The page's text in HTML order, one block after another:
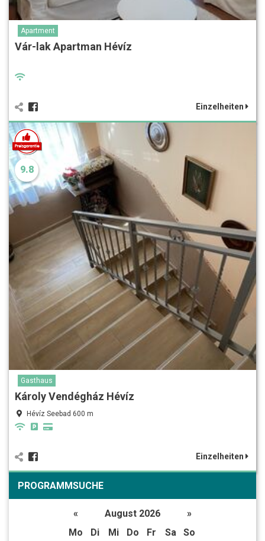
Apartment
Vár-lak Apartman Hévíz
Einzelheiten
9.8
Gasthaus
Károly Vendégház Hévíz
Hévíz Seebad 600 m
Einzelheiten
PROGRAMMSUCHE
« August 2026
»
Mo
Di Mi Do Fr Sa
So